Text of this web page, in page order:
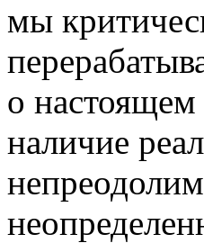
мы
о
наличие